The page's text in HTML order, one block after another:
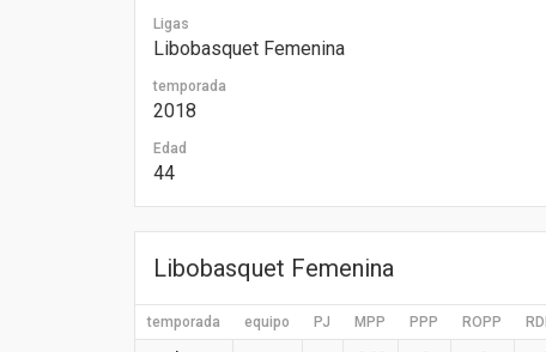
Ligas
Libobasquet Femenina
temporada
2018
Edad
44
Libobasquet Femenina
temporada equipo PJ MPP PPP ROPP